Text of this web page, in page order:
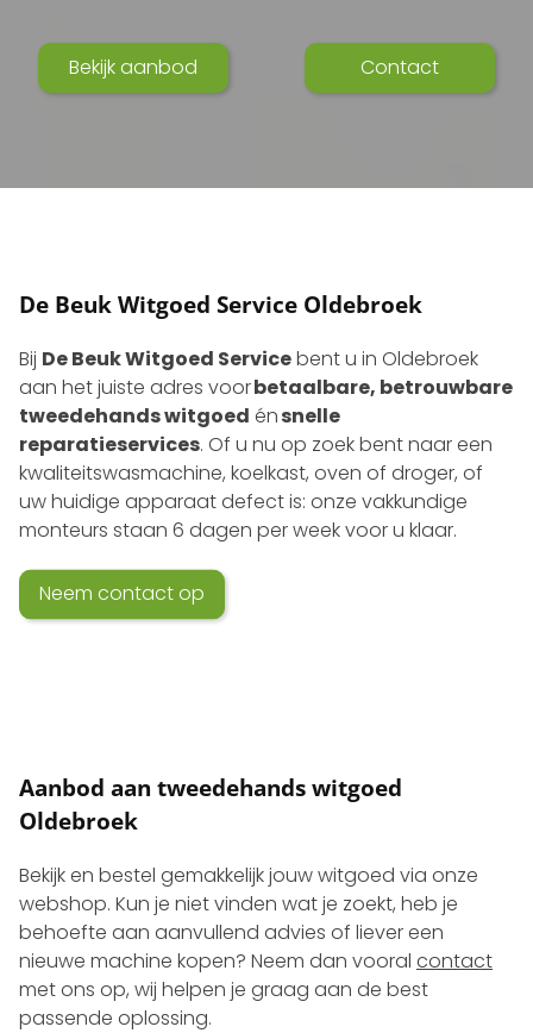
Bekijk aanbod Contact
De Beuk Witgoed Service Oldebroek
Bij De Beuk Witgoed Servicebent u in Oldebroek
aan het juiste adres voorbetaalbare, betrouwbare
tweedehands witgoed énsnelle
reparatieservices. Of u nu op zoek bent naar een
kwaliteits­wasmachine, koelkast, oven of droger, of
uw huidige apparaat defect is: onze vakkundige
monteurs staan 6 dagen per week voor u klaar.
Neem contact op
Aanbod aan tweedehands witgoed
Oldebroek
Bekijk en bestel gemakkelijk jouw witgoed via onze
webshop. Kun je niet vinden wat je zoekt, heb je
behoefte aan aanvullend advies of liever een
nieuwe machine kopen? Neem dan vooral contact
met ons op, wij helpen je graag aan de best
passende oplossing.